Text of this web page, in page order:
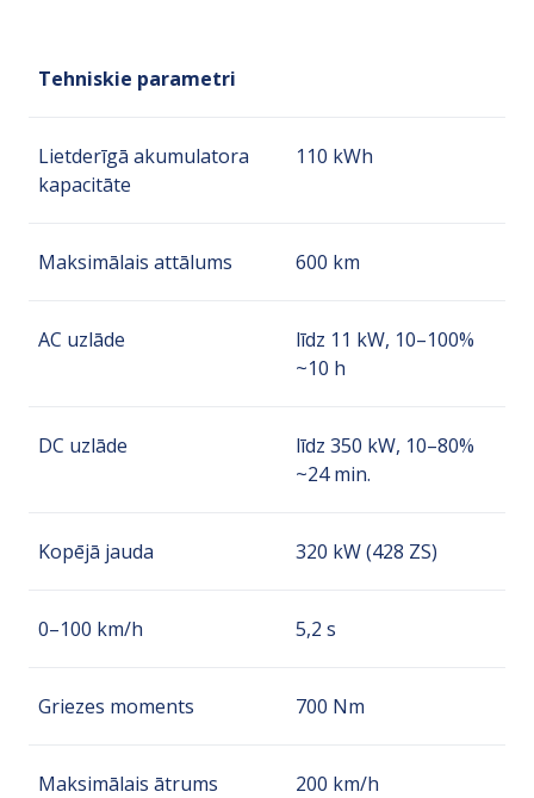
Tehniskie parametri
Lietderīgā akumulatora
kapacitāte
110 kWh
Maksimālais attālums 600 km
AC uzlāde
līdz 11 kW, 10–100%
~10 h
DC uzlāde
līdz 350 kW, 10–80%
~24 min.
Kopējā jauda 320 kW (428 ZS)
0–100 km/h 5,2 s
Griezes moments 700 Nm
Maksimālais ātrums 200 km/h